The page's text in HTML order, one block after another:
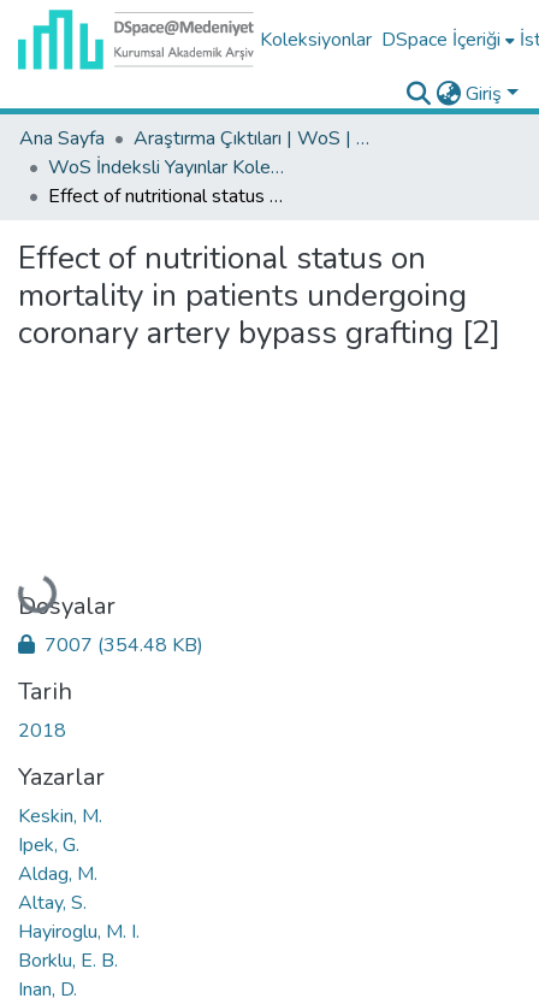
Koleksiyonlar DSpace İçeriği
Giriş
Ana Sayfa
Araştırma Çıktıları | WoS | Scopus | TR-Dizin | PubMed
WoS İndeksli Yayınlar Koleksiyonu
Effect of nutritional status on mortality in patients undergoing coronary artery bypass grafting [2]
Effect of nutritional status on
mortality in patients undergoing
coronary artery bypass grafting [2]
Yükleniyor...
Dosyalar
7007 (354.48 KB)
Tarih
2018
Yazarlar
Keskin, M.
Ipek, G.
Aldag, M.
Altay, S.
Hayiroglu, M. I.
Borklu, E. B.
Inan, D.